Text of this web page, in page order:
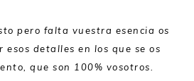
pero falta vuestra esencia os
detalles en los que se os
que son 100% vosotros.